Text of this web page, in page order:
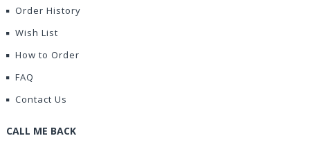
Order History
Wish List
How to Order
FAQ
Contact Us
CALL ME BACK